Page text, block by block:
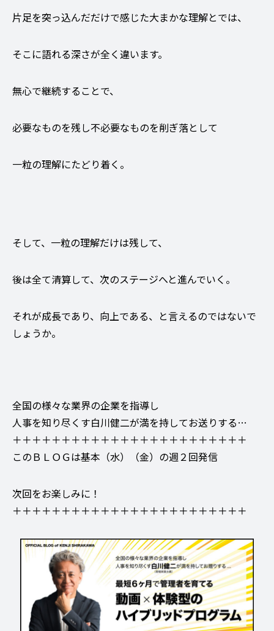
片足を突っ込んだだけで感じた大まかな理解とでは、
そこに語れる深さが全く違います。
無心で継続することで、
必要なものを残し不必要なものを削ぎ落として
一粒の理解にたどり着く。
そして、一粒の理解だけは残して、
後は全て清算して、次のステージへと進んでいく。
それが成長であり、向上である、と言えるのではないで
しょうか。
全国の様々な業界の企業を指導し
人事を知り尽くす白川健二が満を持してお送りする…
＋＋＋＋＋＋＋＋＋＋＋＋＋＋＋＋＋＋＋＋＋＋＋＋
このＢＬＯＧは基本（水）（金）の週２回発信
次回をお楽しみに！
＋＋＋＋＋＋＋＋＋＋＋＋＋＋＋＋＋＋＋＋＋＋＋＋